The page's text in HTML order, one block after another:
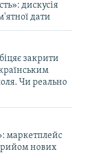
дискусія
дати
закрити
Чи реально
маркетплейс
нових